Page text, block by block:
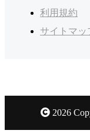
利用規約
サイトマッ
2026